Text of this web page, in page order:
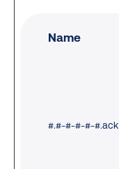
Name
#.#-#-#-#-#.ack